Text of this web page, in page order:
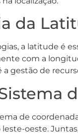
da
a latitude é
com a
gestão de
de
oeste.